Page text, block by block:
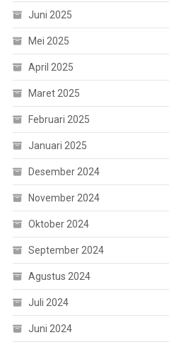
Juni 2025
Mei 2025
April 2025
Maret 2025
Februari 2025
Januari 2025
Desember 2024
November 2024
Oktober 2024
September 2024
Agustus 2024
Juli 2024
Juni 2024